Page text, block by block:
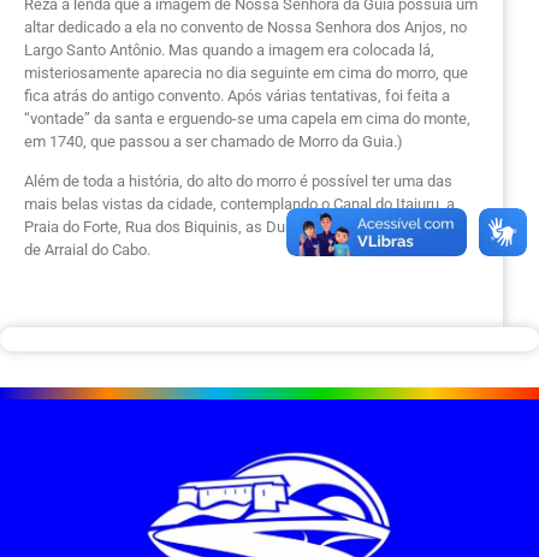
Reza a lenda que a imagem de Nossa Senhora da Guia possuía um
altar dedicado a ela no convento de Nossa Senhora dos Anjos, no
Largo Santo Antônio. Mas quando a imagem era colocada lá,
misteriosamente aparecia no dia seguinte em cima do morro, que
fica atrás do antigo convento. Após várias tentativas, foi feita a
“vontade” da santa e erguendo-se uma capela em cima do monte,
em 1740, que passou a ser chamado de Morro da Guia.)
Além de toda a história, do alto do morro é possível ter uma das
mais belas vistas da cidade, contemplando o Canal do Itajuru, a
Praia do Forte, Rua dos Biquinis, as Dunas, e até parte da cidade
de Arraial do Cabo.